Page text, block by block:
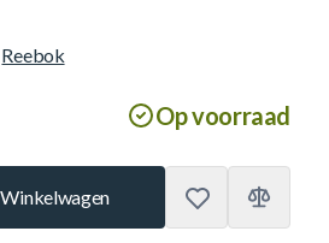
Reebok
Op voorraad